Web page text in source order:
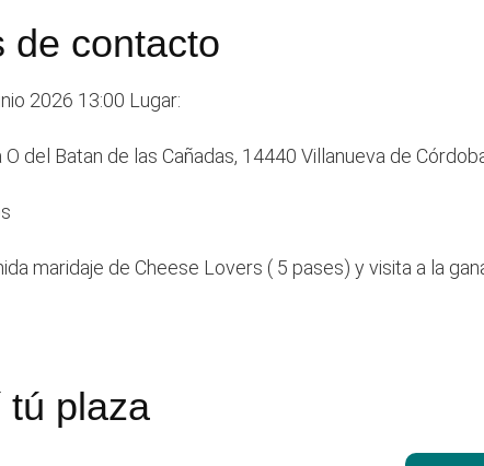
de contacto
2026 13:00 Lugar:
del Batan de las Cañadas, 14440 Villanueva de
maridaje de Cheese Lovers ( 5 pases) y visita a la
tú plaza